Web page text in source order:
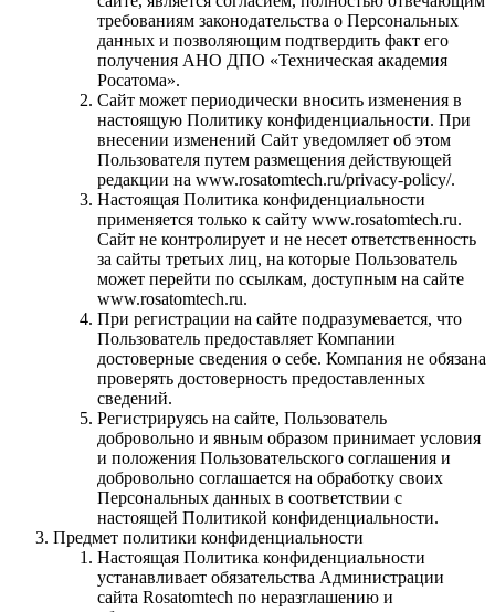
требованиям законодательства о Персональных
данных и позволяющим подтвердить факт его
получения АНО ДПО «Техническая академия
Росатома».
Сайт может периодически вносить изменения в
настоящую Политику конфиденциальности. При
внесении изменений Сайт уведомляет об этом
Пользователя путем размещения действующей
редакции на www.rosatomtech.ru/privacy-policy/.
Настоящая Политика конфиденциальности
применяется только к сайту www.rosatomtech.ru.
Сайт не контролирует и не несет ответственность
за сайты третьих лиц, на которые Пользователь
может перейти по ссылкам, доступным на сайте
www.rosatomtech.ru.
При регистрации на сайте подразумевается, что
Пользователь предоставляет Компании
достоверные сведения о себе. Компания не обязана
проверять достоверность предоставленных
сведений.
Регистрируясь на сайте, Пользователь
добровольно и явным образом принимает условия
и положения Пользовательского соглашения и
добровольно соглашается на обработку своих
Персональных данных в соответствии с
настоящей Политикой конфиденциальности.
Предмет политики конфиденциальности
Настоящая Политика конфиденциальности
устанавливает обязательства Администрации
сайта Rosatomtech по неразглашению и